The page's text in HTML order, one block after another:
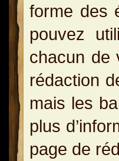
forme des
pouvez
chacun de
rédaction
mais les
plus
page de